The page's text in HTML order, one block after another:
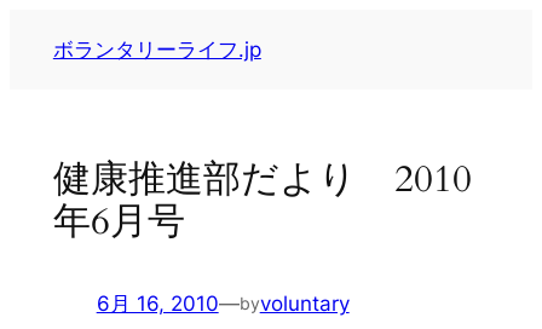
ボランタリーライフ.jp
健康推進部だより 2010
年6月号
6月 16, 2010—byvoluntary